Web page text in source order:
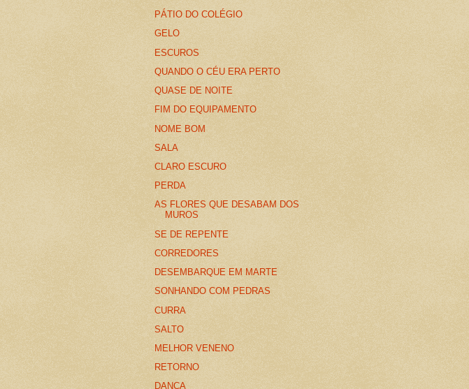
PÁTIO DO COLÉGIO
GELO
ESCUROS
QUANDO O CÉU ERA PERTO
QUASE DE NOITE
FIM DO EQUIPAMENTO
NOME BOM
SALA
CLARO ESCURO
PERDA
AS FLORES QUE DESABAM DOS
MUROS
SE DE REPENTE
CORREDORES
DESEMBARQUE EM MARTE
SONHANDO COM PEDRAS
CURRA
SALTO
MELHOR VENENO
RETORNO
DANÇA